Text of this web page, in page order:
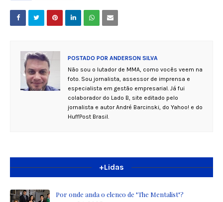
POSTADO POR ANDERSON SILVA
Não sou o lutador de MMA, como vocês veem na
foto. Sou jornalista, assessor de imprensa e
especialista em gestão empresarial. Já fui
colaborador do Lado B, site editado pelo
jornalista e autor André Barcinski, do Yahoo! e do
HuffPost Brasil.
+Lidas
Por onde anda o elenco de "The Mentalist"?